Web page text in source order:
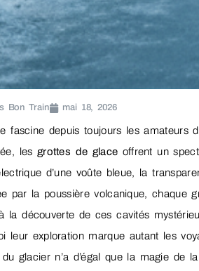
Bon Train mai 18, 2026
fascine depuis toujours les
les grottes de glace offrent un
d’une voûte bleue, la
par la poussière volcanique, chaque
la découverte de ces cavités
leur exploration marque autant les
glacier n’a d’égal que la magie de